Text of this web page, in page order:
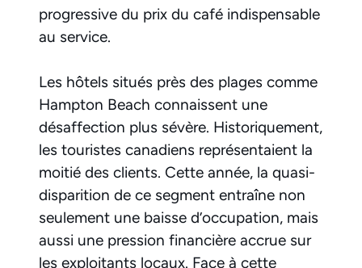
progressive du prix du café indispensable
au service.
Les hôtels situés près des plages comme
Hampton Beach connaissent une
désaffection plus sévère. Historiquement,
les touristes canadiens représentaient la
moitié des clients. Cette année, la quasi-
disparition de ce segment entraîne non
seulement une baisse d’occupation, mais
aussi une pression financière accrue sur
les exploitants locaux. Face à cette